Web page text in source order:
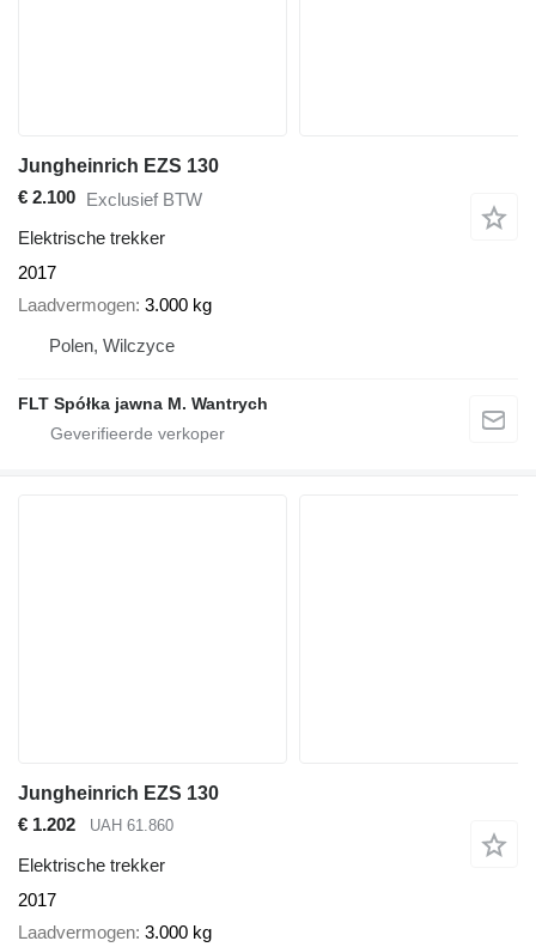
Jungheinrich EZS 130
€ 2.100 Exclusief BTW
Elektrische trekker
2017
Laadvermogen 3.000 kg
Polen, Wilczyce
FLT Spółka jawna M. Wantrych
Jungheinrich EZS 130
€ 1.202
UAH 61.860
Elektrische trekker
2017
Laadvermogen 3.000 kg